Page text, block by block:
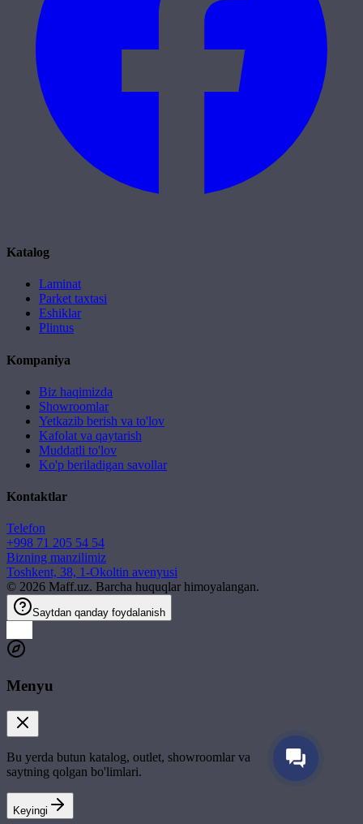
Katalog
Laminat
Parket taxtasi
Eshiklar
Plintus
Kompaniya
Biz haqimizda
Showroomlar
Yetkazib berish va to'lov
Kafolat va qaytarish
Muddatli to'lov
Ko'p beriladigan savollar
Kontaktlar
Telefon
+998 71 205 54 54
Bizning manzilimiz
Toshkent, 38, 1-Okoltin avenyusi
© 2026 Maff.uz. Barcha huquqlar himoyalangan.
Saytdan qanday foydalanish
Menyu
Bu yerda butun katalog, outlet, showroomlar va
saytning qolgan bo'limlari.
Keyingi